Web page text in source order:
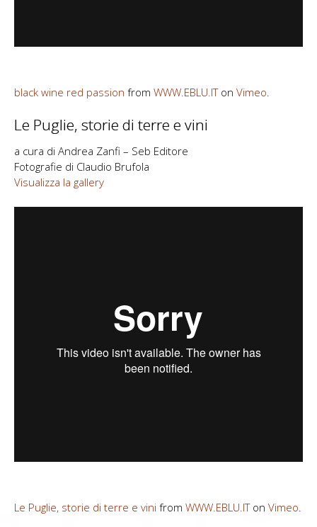
black wine red passion from WWW.EBLU.ITon Vimeo
Le Puglie, storie di terre e vini
a cura di Andrea Zanfi – Seb Editore
Fotografie di Claudio Brufola
Visualizza la gallery
Le Puglie, storie di terre e vini from WWW.EBLU.ITon Vimeo